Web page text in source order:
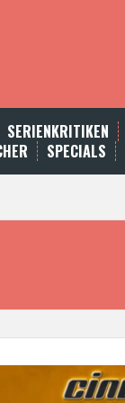
SERIENKRITIKEN
SPECIALS